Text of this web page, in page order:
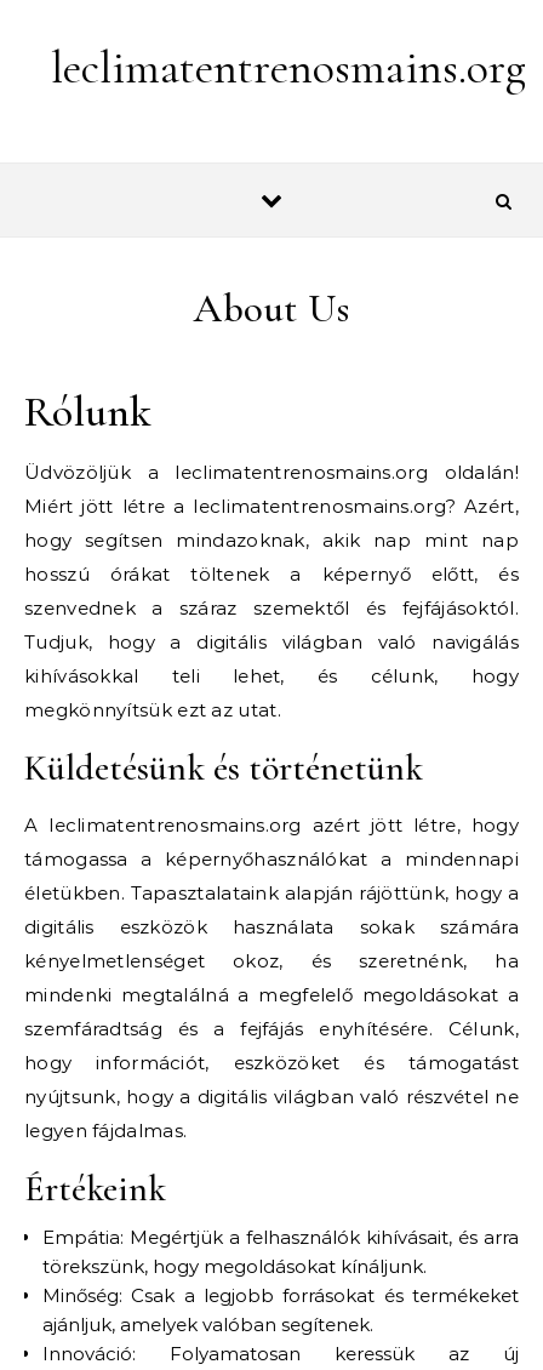
leclimatentrenosmains.org
About Us
Rólunk
Üdvözöljük a leclimatentrenosmains.org oldalán!
Miért jött létre a leclimatentrenosmains.org? Azért,
hogy segítsen mindazoknak, akik nap mint nap
hosszú órákat töltenek a képernyő előtt, és
szenvednek a száraz szemektől és fejfájásoktól.
Tudjuk, hogy a digitális világban való navigálás
kihívásokkal teli lehet, és célunk, hogy
megkönnyítsük ezt az utat.
Küldetésünk és történetünk
A leclimatentrenosmains.org azért jött létre, hogy
támogassa a képernyőhasználókat a mindennapi
életükben. Tapasztalataink alapján rájöttünk, hogy a
digitális eszközök használata sokak számára
kényelmetlenséget okoz, és szeretnénk, ha
mindenki megtalálná a megfelelő megoldásokat a
szemfáradtság és a fejfájás enyhítésére. Célunk,
hogy információt, eszközöket és támogatást
nyújtsunk, hogy a digitális világban való részvétel ne
legyen fájdalmas.
Értékeink
Empátia: Megértjük a felhasználók kihívásait, és arra
törekszünk, hogy megoldásokat kínáljunk.
Minőség: Csak a legjobb forrásokat és termékeket
ajánljuk, amelyek valóban segítenek.
Innováció: Folyamatosan keressük az új